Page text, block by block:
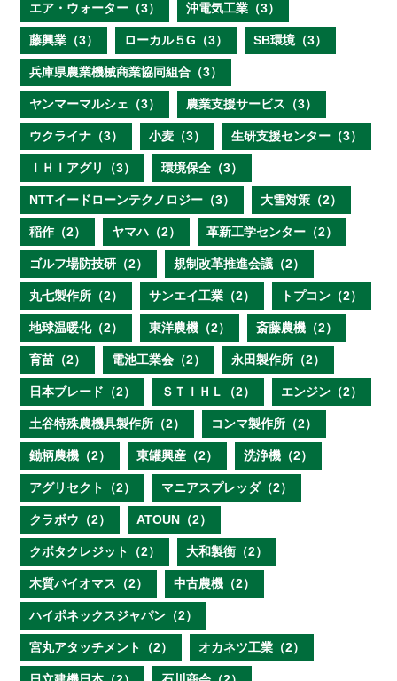
エア・ウォーター（3） 沖電気工業（3）
藤興業（3） ローカル５G（3） SB環境（3）
兵庫県農業機械商業協同組合（3）
ヤンマーマルシェ（3） 農業支援サービス（3）
ウクライナ（3） 小麦（3） 生研支援センター（3）
ＩＨＩアグリ（3） 環境保全（3）
NTTイードローンテクノロジー（3） 大雪対策（2）
稲作（2） ヤマハ（2） 革新工学センター（2）
ゴルフ場防技研（2） 規制改革推進会議（2）
丸七製作所（2） サンエイ工業（2） トプコン（2）
地球温暖化（2） 東洋農機（2） 斎藤農機（2）
育苗（2） 電池工業会（2） 永田製作所（2）
日本ブレード（2） ＳＴＩＨＬ（2） エンジン（2）
土谷特殊農機具製作所（2） コンマ製作所（2）
鋤柄農機（2） 東罐興産（2） 洗浄機（2）
アグリセクト（2） マニアスプレッダ（2）
クラボウ（2） ATOUN（2）
クボタクレジット（2） 大和製衡（2）
木質バイオマス（2） 中古農機（2）
ハイポネックスジャパン（2）
宮丸アタッチメント（2） オカネツ工業（2）